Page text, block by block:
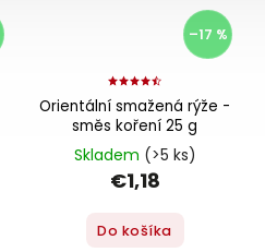
–17 %
Orientální smažená rýže -
směs koření 25 g
Skladem (>5 ks)
€1,18
Do košíka